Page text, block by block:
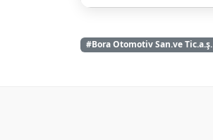
#Bora Otomotiv San.ve Tic.a.ş.